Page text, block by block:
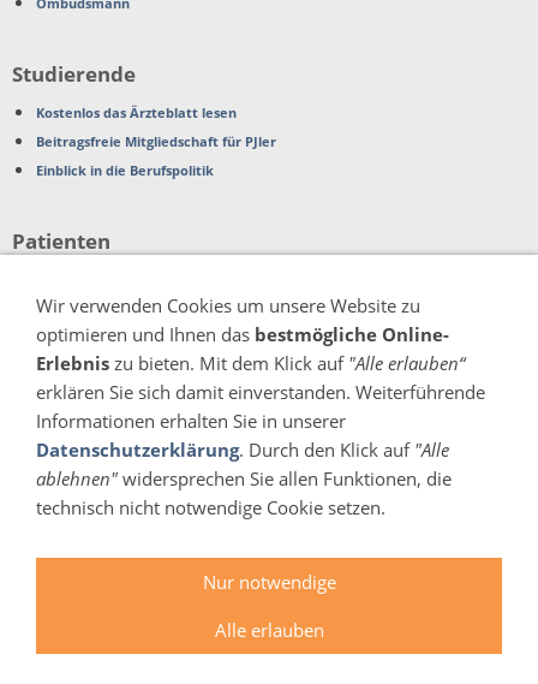
Studierende
Kostenlos das Ärzteblatt lesen
Beitragsfreie Mitgliedschaft für PJler
Einblick in die Berufspolitik
Patienten
Patientenverfügung
Organspende
Verschiedenes
Pressemitteilungen
Seitenübersicht
©2019 Landesärztekammer Rheinland-Pfalz • Design:
Wir verwenden Cookies um unsere Website zu
optimieren und Ihnen das bestmögliche Online-
Erlebnis zu bieten. Mit dem Klick auf "Alle erlauben“
erklären Sie sich damit einverstanden. Weiterführende
Informationen erhalten Sie in unserer
Datenschutzerklärung. Durch den Klick auf "Alle
ablehnen" widersprechen Sie allen Funktionen, die
technisch nicht notwendige Cookie setzen.
Nur notwendige
Alle erlauben